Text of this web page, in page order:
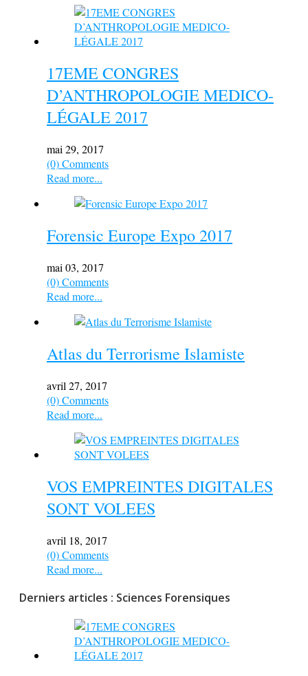
17EME CONGRES
D’ANTHROPOLOGIE MEDICO-
LÉGALE 2017
mai 29, 2017
(0) Comments
Read more...
Forensic Europe Expo 2017
mai 03, 2017
(0) Comments
Read more...
Atlas du Terrorisme Islamiste
avril 27, 2017
(0) Comments
Read more...
VOS EMPREINTES DIGITALES
SONT VOLEES
avril 18, 2017
(0) Comments
Read more...
Derniers articles : Sciences Forensiques